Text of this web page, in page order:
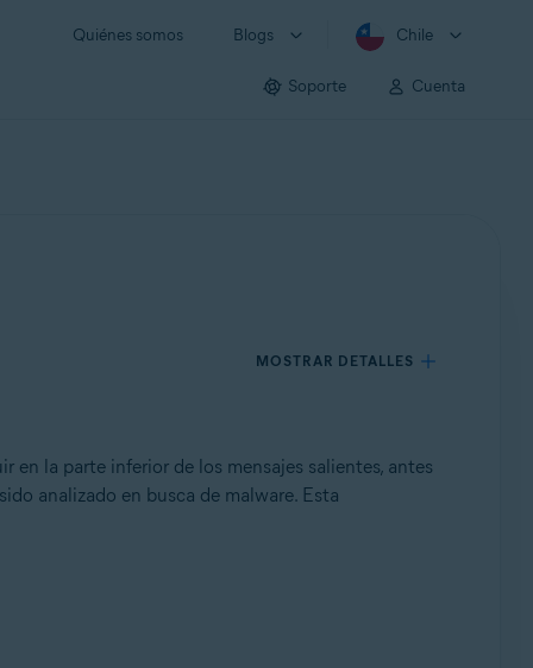
Quiénes somos Blogs Chile
Soporte Cuenta
MOSTRAR DETALLES
la parte inferior de los mensajes salientes, antes
analizado en busca de malware. Esta